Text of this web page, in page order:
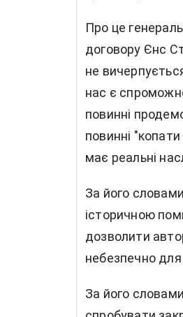
Про це
договору Єнс
не
нас є
повинні
повинні
має реальні
За його
історичною
дозволити
небезпечно для
За його